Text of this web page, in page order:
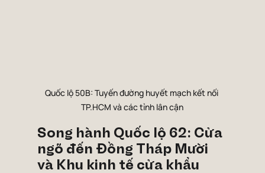
Quốc lộ 50B: Tuyến đường huyết mạch kết nối
TP.HCM và các tỉnh lân cận
Song hành Quốc lộ 62: Cửa
ngõ đến Đồng Tháp Mười
và Khu kinh tế cửa khẩu